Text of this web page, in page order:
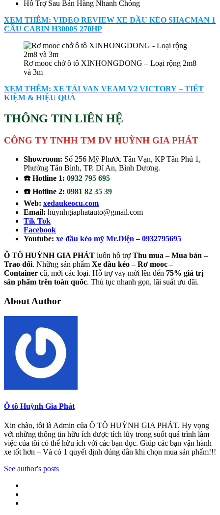
Hỗ Trợ Sau Bán Hàng Nhanh Chóng
XEM THÊM: VIDEO REVIEW XE ĐẦU KÉO SHACMAN 1
CẦU CABIN H3000S 270HP
Rơ mooc chở ô tô XINHONGDONG – Loại rộng 2m8
và 3m
XEM THÊM: XE TẢI VAN VEAM V2 VICTORY – TIẾT
KIỆM & HIỆU QUẢ
THÔNG TIN LIÊN HỆ
CÔNG TY TNHH TM DV HUỲNH GIA PHÁT
Showroom: Số 256 Mỹ Phước Tân Vạn, KP Tân Phú 1,
Phường Tân Bình, TP. Dĩ An, Bình Dương.
☎️ Hotline 1: 0932 795 695
☎️ Hotline 2: 0981 82 35 39
Web: xedaukeocu.com
Email: huynhgiaphatauto@gmail.com
Tik Tok
Facebook
Youtube: xe đầu kéo mỹ Mr.Diện – 0932795695
Ô TÔ HUỲNH GIA PHÁT luôn hỗ trợThu mua – Mua bán –
Trao đổi. Những sản phẩm Xe đầu kéo – Rơ mooc –
Container cũ, mới các loại. Hỗ trợ vay mới lên đến 75% giá trị
sản phẩm trên toàn quốc. Thủ tục nhanh gọn, lãi suất ưu đãi.
About Author
Ô tô Huỳnh Gia Phát
Xin chào, tôi là Admin của Ô TÔ HUỲNH GIA PHÁT. Hy vọng
với những thông tin hữu ích được tích lũy trong suốt quá trình làm
việc của tôi có thể hữu ích với các bạn đọc. Giúp các bạn vận hành
xe tốt hơn – Và có 1 quyết định đúng đắn khi chọn mua sản phẩm!!!
See author's posts